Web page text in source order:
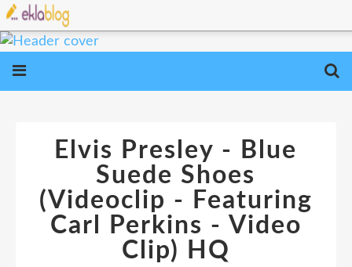
Elvis Presley - Blue
Suede Shoes
(Videoclip - Featuring
Carl Perkins - Video
Clip) HQ